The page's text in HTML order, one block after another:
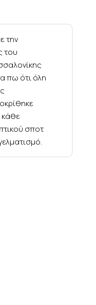
την
του
πω ότι όλη
κάθε
σποτ